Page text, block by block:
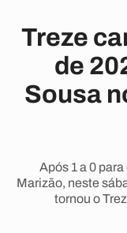
Treze
de
Sousa
Após 1 a 0
Marizão, neste
tornou o